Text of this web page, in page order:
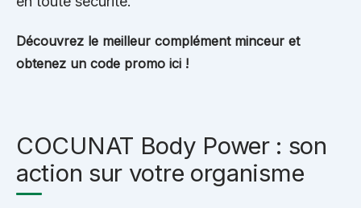
Découvrez le meilleur complément minceur et
obtenez un code promo ici !
COCUNAT Body Power : son
action sur votre organisme